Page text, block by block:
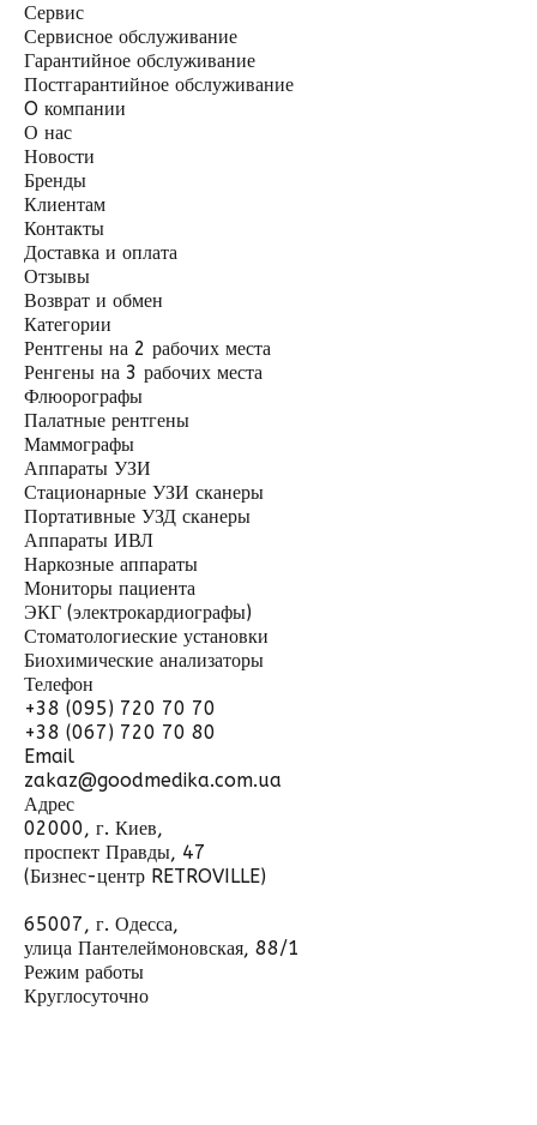
Сервис
Сервисное обслуживание
Гарантийное обслуживание
Постгарантийное обслуживание
O компании
О нас
Новости
Бренды
Клиентам
Контакты
Доставка и оплата
Отзывы
Возврат и обмен
Категории
Рентгены на 2 рабочих места
Ренгены на 3 рабочих места
Флюорографы
Палатные рентгены
Маммографы
Аппараты УЗИ
Стационарные УЗИ сканеры
Портативные УЗД сканеры
Аппараты ИВЛ
Наркозные аппараты
Мониторы пациента
ЭКГ (электрокардиографы)
Стоматологиеские установки
Биохимические анализаторы
Телефон
+38 (095) 720 70 70
+38 (067) 720 70 80
Email
zakaz@goodmedika.com.ua
Адрес
02000, г. Киев,
проспект Правды, 47
(Бизнес-центр RETROVILLE)
65007, г. Одесса,
улица Пантелеймоновская, 88/1
Режим работы
Круглосуточно